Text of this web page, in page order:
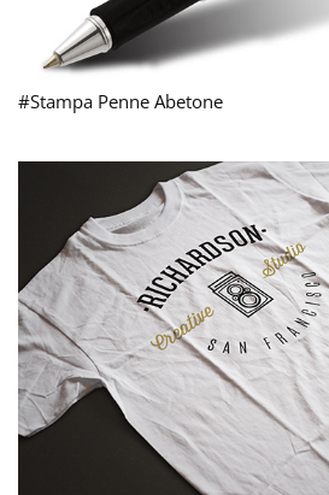
#Stampa Penne Abetone